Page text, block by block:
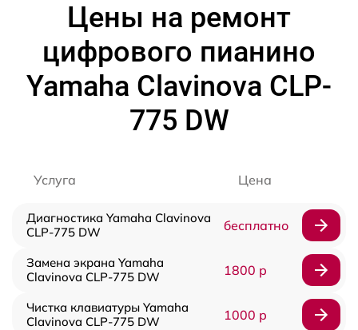
Цены на ремонт
цифрового пианино
Yamaha Clavinova CLP-
775 DW
Услуга Цена
Диагностика Yamaha Clavinova
CLP-775 DW
бесплатно
Замена экрана Yamaha
Clavinova CLP-775 DW
1800 р
Чистка клавиатуры Yamaha
Clavinova CLP-775 DW
1000 р